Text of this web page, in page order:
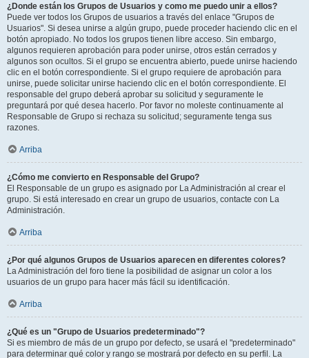
¿Donde están los Grupos de Usuarios y como me puedo unir a ellos?
Puede ver todos los Grupos de usuarios a través del enlace "Grupos de
Usuarios". Si desea unirse a algún grupo, puede proceder haciendo clic en el
botón apropiado. No todos los grupos tienen libre acceso. Sin embargo,
algunos requieren aprobación para poder unirse, otros están cerrados y
algunos son ocultos. Si el grupo se encuentra abierto, puede unirse haciendo
clic en el botón correspondiente. Si el grupo requiere de aprobación para
unirse, puede solicitar unirse haciendo clic en el botón correspondiente. El
responsable del grupo deberá aprobar su solicitud y seguramente le
preguntará por qué desea hacerlo. Por favor no moleste continuamente al
Responsable de Grupo si rechaza su solicitud; seguramente tenga sus
razones.
Arriba
¿Cómo me convierto en Responsable del Grupo?
El Responsable de un grupo es asignado por La Administración al crear el
grupo. Si está interesado en crear un grupo de usuarios, contacte con La
Administración.
Arriba
¿Por qué algunos Grupos de Usuarios aparecen en diferentes colores?
La Administración del foro tiene la posibilidad de asignar un color a los
usuarios de un grupo para hacer más fácil su identificación.
Arriba
¿Qué es un "Grupo de Usuarios predeterminado"?
Si es miembro de más de un grupo por defecto, se usará el "predeterminado"
para determinar qué color y rango se mostrará por defecto en su perfil. La